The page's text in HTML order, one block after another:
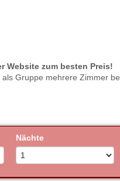
Website zum besten Preis!
Gruppe mehrere Zimmer
Nächte